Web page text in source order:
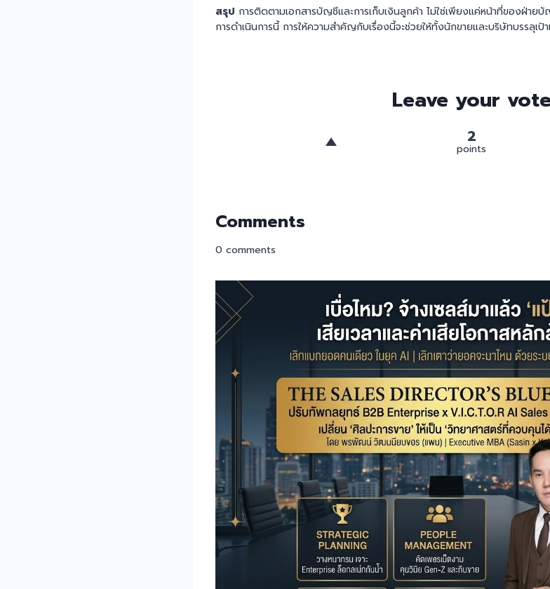
สรุป การติดตามเอกสารบัญชีและการเก็บเงินลูกค้า ไม่ใช่เพียงแค่หน้าที่ของฝ่า
การดำเนินการนี้ การให้ความสำคัญกับเรื่องนี้จะช่วยให้ทั้งนักขายและบริษัทบรรลุเป้
Leave your
2
points
Comments
0 comments